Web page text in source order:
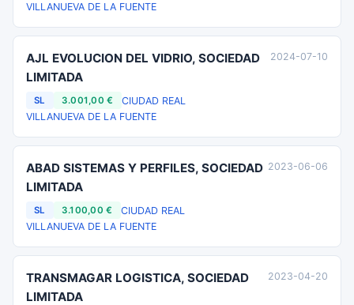
VILLANUEVA DE LA FUENTE
AJL EVOLUCION DEL VIDRIO, SOCIEDAD
LIMITADA
SL 3.001,00 €
CIUDAD REAL
VILLANUEVA DE LA FUENTE
2024-07-10
ABAD SISTEMAS Y PERFILES, SOCIEDAD
LIMITADA
SL 3.100,00 €
CIUDAD REAL
VILLANUEVA DE LA FUENTE
2023-06-06
TRANSMAGAR LOGISTICA, SOCIEDAD
LIMITADA
2023-04-20